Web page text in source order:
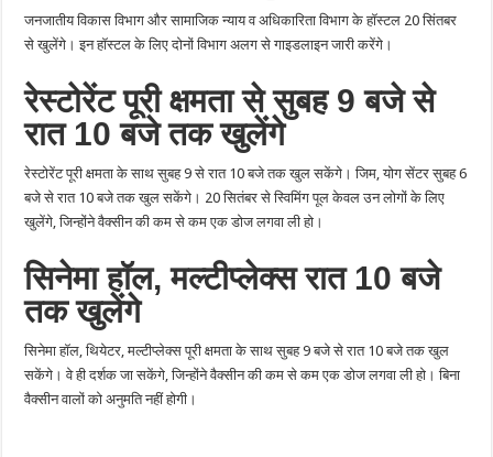
जनजातीय विकास विभाग और सामाजिक न्याय व अधिकारिता विभाग के हॉस्टल 20 सिंतबर
से खुलेंगे। इन हॉस्टल के लिए दोनों विभाग अलग से गाइडलाइन जारी करेंगे।
रेस्टोरेंट पूरी क्षमता से सुबह 9 बजे से
रात 10 बजे तक खुलेंगे
रेस्टोरेंट पूरी क्षमता के साथ सुबह 9 से रात 10 बजे तक खुल सकेंगे। जिम, योग सेंटर सुबह 6
बजे से रात 10 बजे तक खुल सकेंगे। 20 सितंबर से स्विमिंग पूल केवल उन लोगों के लिए
खुलेंगे, जिन्होंने वैक्सीन की कम से कम एक डोज लगवा ली हो।
सिनेमा हॉल, मल्टीप्लेक्स रात 10 बजे
तक खुलेंगे
सिनेमा हॉल, थियेटर, मल्टीप्लेक्स पूरी क्षमता के साथ सुबह 9 बजे से रात 10 बजे तक खुल
सकेंगे। वे ही दर्शक जा सकेंगे, जिन्होंने वैक्सीन की कम से कम एक डोज लगवा ली हो। बिना
वैक्सीन वालों को अनुमति नहीं होगी।